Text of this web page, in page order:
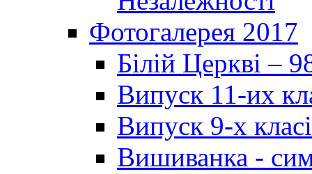
Фотогалерея 2017
Білій Церкві –
Випуск 11-их
Випуск 9-х
Вишиванка -